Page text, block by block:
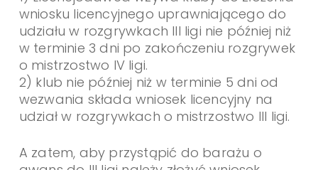
wniosku licencyjnego uprawniającego do
udziału w rozgrywkach III ligi nie później niż
w terminie 3 dni po zakończeniu rozgrywek
o mistrzostwo IV ligi.
2) klub nie później niż w terminie 5 dni od
wezwania składa wniosek licencyjny na
udział w rozgrywkach o mistrzostwo III ligi.
A zatem, aby przystąpić do barażu o